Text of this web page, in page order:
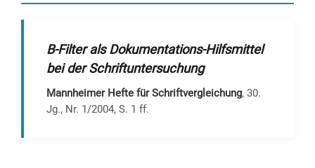
B-Filter als Dokumentations-Hilfsmittel
bei der Schriftuntersuchung
Mannheimer Hefte für Schriftvergleichung, 30.
Jg., Nr. 1/2004, S. 1 ff.